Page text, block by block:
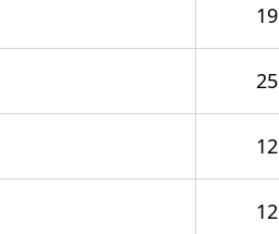
19
25
12
12